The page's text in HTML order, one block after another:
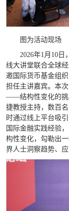
图为活动现场
2026年1月10
线大讲堂联合全球
邀国际货币基金组
担任主讲嘉宾。本
——结构性变化的挑
捷教授主持，数百
时通过线上平台吸
国际金融实践经验
构性变化，勾勒出
界人士洞察趋势、